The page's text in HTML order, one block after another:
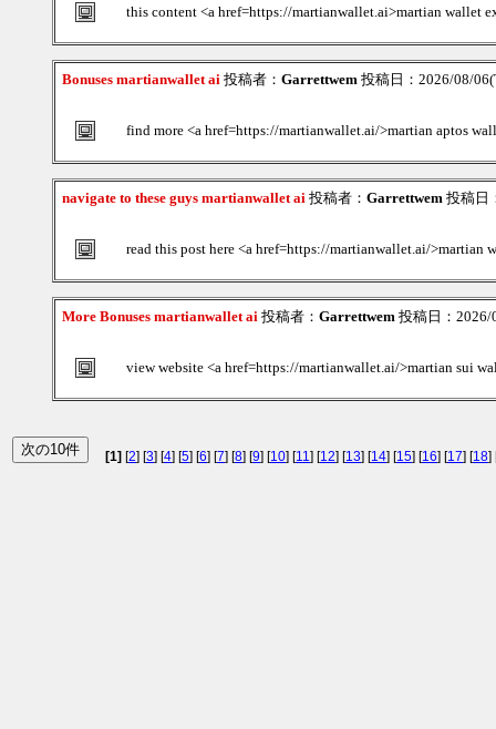
this content <a href=https://martianwallet.ai>martian wallet
Bonuses martianwallet ai 投稿者： Garrettwem 投稿日：2026/08/
find more <a href=https://martianwallet.ai/>martian aptos
navigate to these guys martianwallet ai 投稿者： Garrettwem 投稿日
read this post here <a href=https://martianwallet.ai/>martian
More Bonuses martianwallet ai 投稿者： Garrettwem 投稿日：
view website <a href=https://martianwallet.ai/>martian sui
[1] [2] [3] [4] [5] [6] [7] [8] [9] [10] [11] [12] [13] [14] [15] [16] [17] [18]